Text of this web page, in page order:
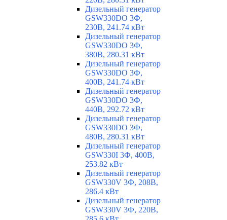
Дизельный генератор
GSW330DO 3Ф,
230В, 241.74 кВт
Дизельный генератор
GSW330DO 3Ф,
380В, 280.31 кВт
Дизельный генератор
GSW330DO 3Ф,
400В, 241.74 кВт
Дизельный генератор
GSW330DO 3Ф,
440В, 292.72 кВт
Дизельный генератор
GSW330DO 3Ф,
480В, 280.31 кВт
Дизельный генератор
GSW330I 3Ф, 400В,
253.82 кВт
Дизельный генератор
GSW330V 3Ф, 208В,
286.4 кВт
Дизельный генератор
GSW330V 3Ф, 220В,